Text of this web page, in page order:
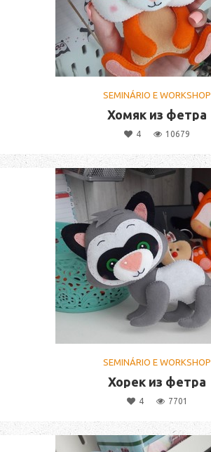
SEMINÁRIO E WORKSHOP
Хомяк из фетра
4 10679
SEMINÁRIO E WORKSHOP
Хорек из фетра
4 7701